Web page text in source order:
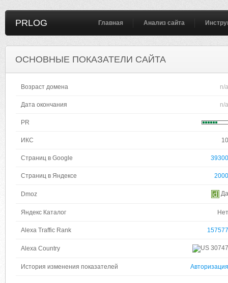
PRLOG Главная Анализ сайта
ОСНОВНЫЕ ПОКАЗАТЕЛИ САЙТА
Возраст домена n/a
Дата окончания n/a
PR
ИКС 10
Страниц в Google 39300
Страниц в Яндексе 2000
Dmoz Да
Яндекс Каталог Нет
Alexa Traffic Rank 157577
Alexa Country 30747
История изменения показателей Авторизация